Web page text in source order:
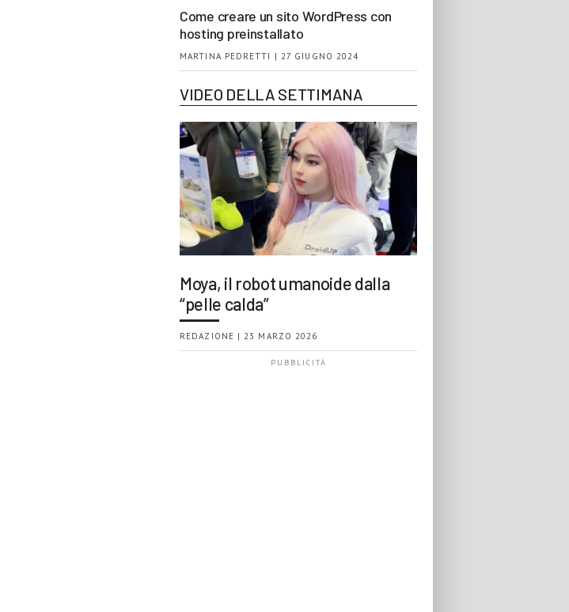
Come creare un sito WordPress con
hosting preinstallato
MARTINA PEDRETTI | 27 GIUGNO 2024
VIDEO DELLA SETTIMANA
Moya, il robot umanoide dalla
“pelle calda”
REDAZIONE | 23 MARZO 2026